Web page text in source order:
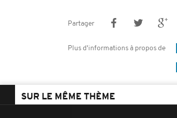
Partager
Plus d'informations à propos de
SUR LE MÊME THÈME